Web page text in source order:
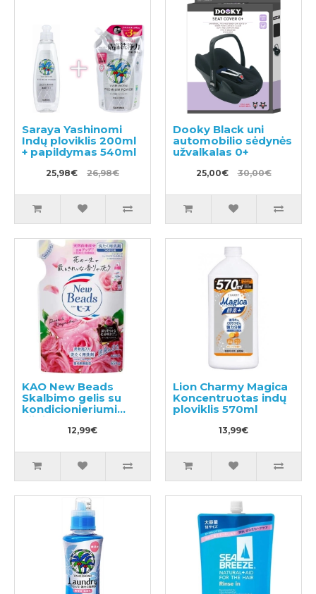
Saraya Yashinomi
Indų ploviklis 200ml
+ papildymas 540ml
25,98€ 26,98€
Dooky Black uni
automobilio sėdynės
užvalkalas 0+
25,00€ 30,00€
KAO New Beads
Skalbimo gelis su
kondicionieriumi
užpildas 650g
12,99€
Lion Charmy Magica
Koncentruotas indų
ploviklis 570ml
13,99€